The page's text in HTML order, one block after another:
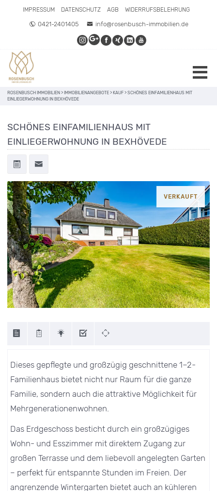
IMPRESSUM DATENSCHUTZ AGB WIDERRUFSBELEHRUNG
0421-2401405 info@rosenbusch-immobilien.de
ROSENBUSCH IMMOBILIEN > IMMOBILIENANGEBOTE > KAUF > SCHÖNES EINFAMILIENHAUS MIT
EINLIEGERWOHNUNG IN BEXHÖVEDE
SCHÖNES EINFAMILIENHAUS MIT
EINLIEGERWOHNUNG IN BEXHÖVEDE
VERKAUFT
Dieses gepflegte und großzügig geschnittene 1–2-
Familienhaus bietet nicht nur Raum für die ganze
Familie, sondern auch die attraktive Möglichkeit für
Mehrgenerationenwohnen.
Das Erdgeschoss besticht durch ein großzügiges
Wohn- und Esszimmer mit direktem Zugang zur
großen Terrasse und dem liebevoll angelegten Garten
– perfekt für entspannte Stunden im Freien. Der
angrenzende Wintergarten bietet auch an kühleren